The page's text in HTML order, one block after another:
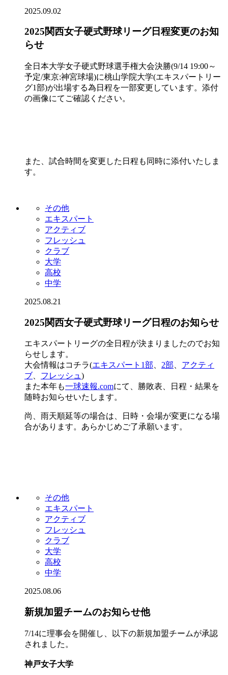
2025.09.02
2025関西女子硬式野球リーグ日程変更のお知
らせ
全日本大学女子硬式野球選手権大会決勝(9/14 19:00～
予定/東京:神宮球場)に桃山学院大学(エキスパートリー
グ1部)が出場する為日程を一部変更しています。添付
の画像にてご確認ください。
また、試合時間を変更した日程も同時に添付いたしま
す。
その他
エキスパート
アクティブ
フレッシュ
クラブ
大学
高校
中学
2025.08.21
2025関西女子硬式野球リーグ日程のお知らせ
エキスパートリーグの全日程が決まりましたのでお知
らせします。
大会情報はコチラ(エキスパート1部、 2部、 アクティ
ブ、 フレッシュ)
また本年も一球速報.comにて、勝敗表、日程・結果を
随時お知らせいたします。
尚、雨天順延等の場合は、日時・会場が変更になる場
合があります。あらかじめご了承願います。
その他
エキスパート
アクティブ
フレッシュ
クラブ
大学
高校
中学
2025.08.06
新規加盟チームのお知らせ他
7/14に理事会を開催し、以下の新規加盟チームが承認
されました。
神戸女子大学